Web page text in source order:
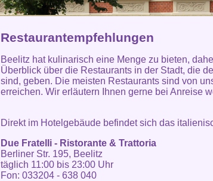
Restaurantempfehlungen
Beelitz hat kulinarisch eine Menge zu bieten,
Überblick über die Restaurants in der Stadt, die
sind, geben. Die meisten Restaurants sind von
erreichen. Wir erläutern Ihnen gerne bei Anreise
Direkt im Hotelgebäude befindet sich das
Due Fratelli - Ristorante & Trattoria
Berliner Str. 195, Beelitz
täglich 11:00 bis 23:00 Uhr
Fon: 033204 - 638 040